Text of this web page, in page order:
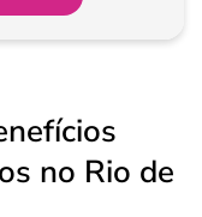
no Rio de